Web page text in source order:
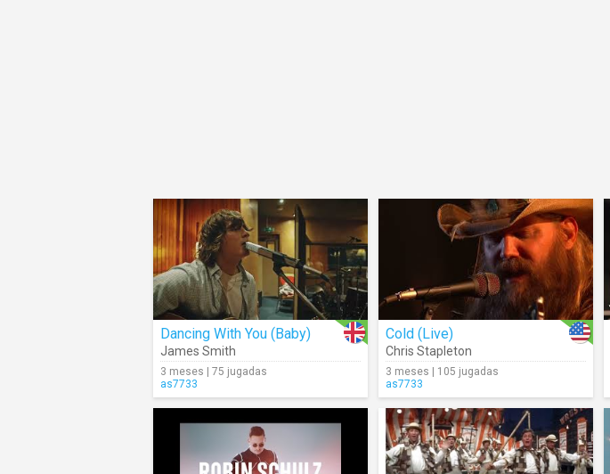
Dancing With You (Baby)
James Smith
3 meses | 75 jugadas
as7733
Cold (Live)
Chris Stapleton
3 meses | 105 jugadas
as7733